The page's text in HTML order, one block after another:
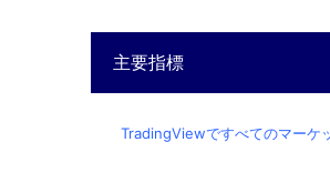
主要指標
TradingViewですべてのマーケ